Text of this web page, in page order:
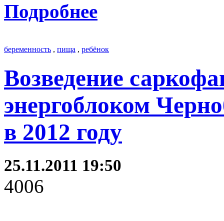
Подробнее
беременность , пища , ребёнок
Возведение
энергоблоком
в 2012 году
25.11.2011 19:50
4006